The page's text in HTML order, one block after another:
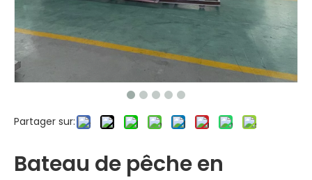
Partager sur:
Bateau de pêche en